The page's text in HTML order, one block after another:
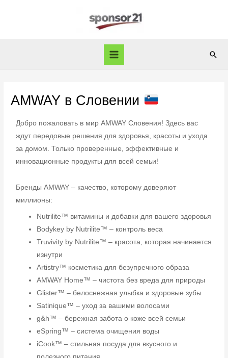
AMWAY в Словении
Добро пожаловать в мир AMWAY Словения! Здесь вас
ждут передовые решения для здоровья, красоты и ухода
за домом. Только проверенные, эффективные и
инновационные продукты для всей семьи!
Бренды AMWAY – качество, которому доверяют
миллионы:
Nutrilite™ витамины и добавки для вашего здоровья
Bodykey by Nutrilite™ – контроль веса
Truvivity by Nutrilite™ – красота, которая начинается
изнутри
Artistry™ косметика для безупречного образа
AMWAY Home™ – чистота без вреда для природы
Glister™ – белоснежная улыбка и здоровые зубы
Satinique™ – уход за вашими волосами
g&h™ – бережная забота о коже всей семьи
eSpring™ – система очищения воды
iCook™ – стильная посуда для вкусного и